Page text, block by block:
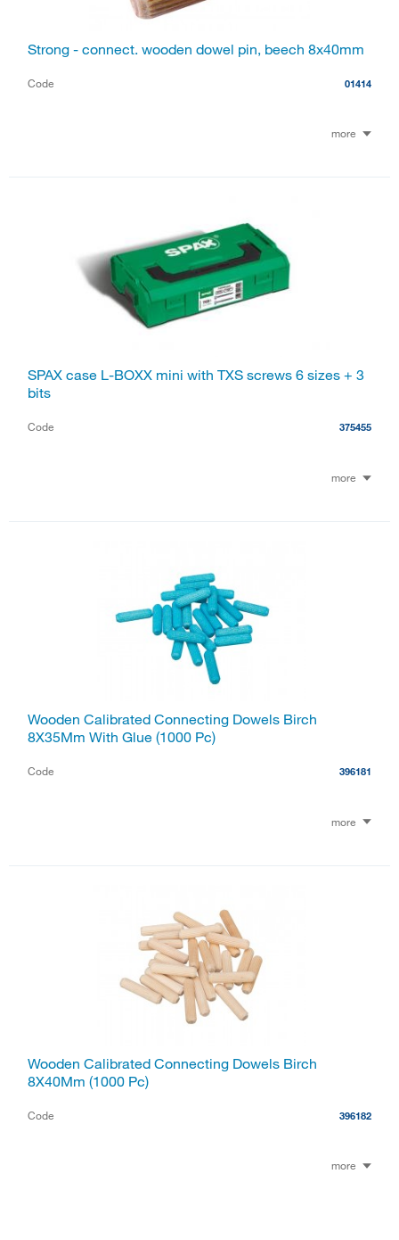
Strong - connect. wooden dowel pin, beech 8x40mm
Code 01414
more
SPAX case L-BOXX mini with TXS screws 6 sizes + 3
bits
Code 375455
more
Wooden Calibrated Connecting Dowels Birch
8X35Mm With Glue (1000 Pc)
Code 396181
more
Wooden Calibrated Connecting Dowels Birch
8X40Mm (1000 Pc)
Code 396182
more